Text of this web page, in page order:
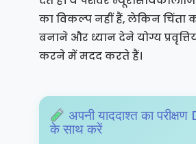
का विकल्प नहीं हैं, लेकिन चिंता
बनाने और ध्यान देने योग्य
करने में मदद करते हैं।
अपनी याददाश्त का
के साथ करें